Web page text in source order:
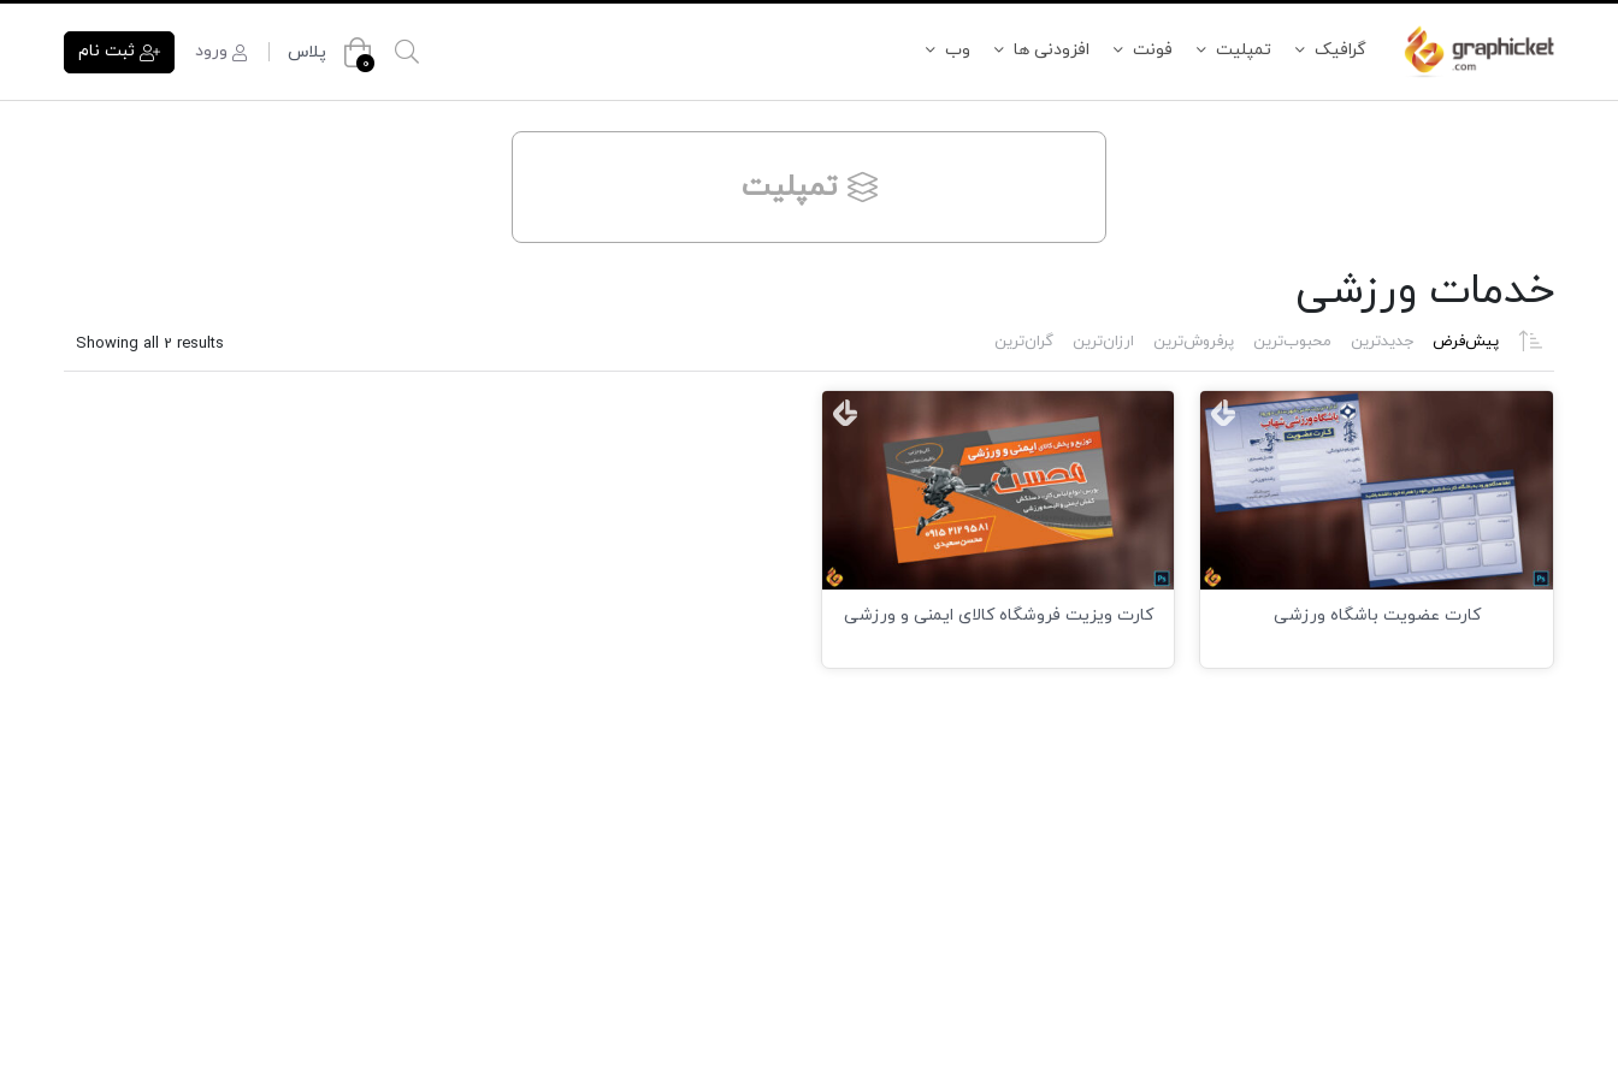
گرافیک تمپلیت فونت افزودنی ها وب
0 پلاس ورود ثبت نام
تمپلیت
خدمات ورزشی
پیش‌فرض جدیدترین محبوب‌ترین پرفروش‌ترین ارزان‌ترین گران‌ترین Showing all 2 results
کارت عضویت باشگاه ورزشی کارت ویزیت فروشگاه کالای ایمنی و ورزشی